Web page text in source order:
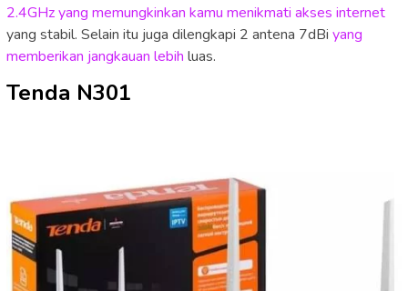
2.4GHz yang memungkinkan kamu menikmati akses internet
yang stabil. Selain itu juga dilengkapi 2 antena 7dBi yang
memberikan jangkauan lebih luas.
Tenda N301